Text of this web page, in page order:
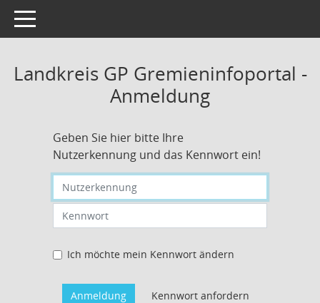
Toggle navigation
Landkreis GP Gremieninfoportal -
Anmeldung
Geben Sie hier bitte Ihre
Nutzerkennung und das Kennwort ein!
Nutzerkennung eingeben
Kennwort eingeben
Ich möchte mein Kennwort ändern